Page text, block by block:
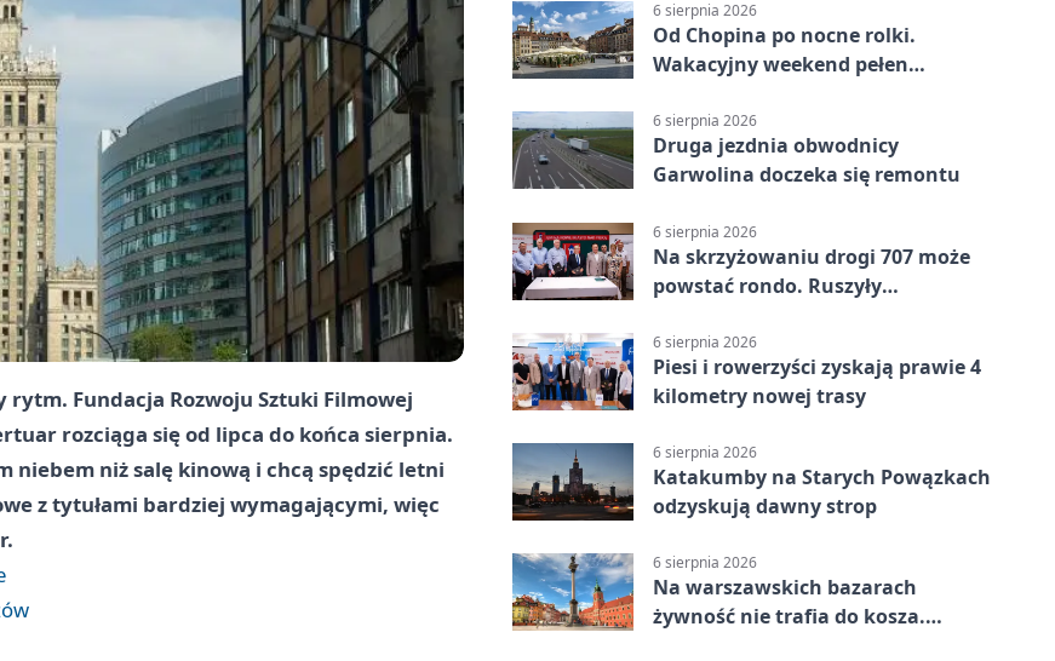
Fundacja Rozwoju Sztuki Filmowej
rozciąga się od lipca do końca sierpnia.
niebem niż salę kinową i chcą spędzić letni
z tytułami bardziej wymagającymi, więc
6 sierpnia 2026
Od Chopina po nocne rolki.
Wakacyjny weekend pełen
6 sierpnia 2026
Druga jezdnia obwodnicy
Garwolina doczeka się remontu
6 sierpnia 2026
Na skrzyżowaniu drogi 707 może
powstać rondo. Ruszyły
6 sierpnia 2026
Piesi i rowerzyści zyskają prawie 4
kilometry nowej trasy
6 sierpnia 2026
Katakumby na Starych Powązkach
odzyskują dawny strop
6 sierpnia 2026
Na warszawskich bazarach
żywność nie trafia do kosza.